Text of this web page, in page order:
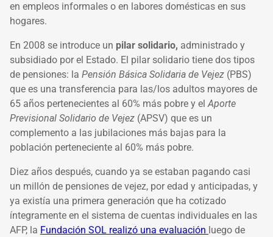
en empleos informales o en labores domésticas en sus
hogares.
En 2008 se introduce un pilar solidario, administrado y
subsidiado por el Estado. El pilar solidario tiene dos tipos
de pensiones: la Pensión Básica Solidaria de Vejez (PBS)
que es una transferencia para las/los adultos mayores de
65 años pertenecientes al 60% más pobre y elAporte
Previsional Solidario de Vejez (APSV) que es un
complemento a las jubilaciones más bajas para la
población perteneciente al 60% más pobre.
Diez años después, cuando ya se estaban pagando casi
un millón de pensiones de vejez, por edad y anticipadas, y
ya existía una primera generación que ha cotizado
íntegramente en el sistema de cuentas individuales en las
AFP, la Fundación SOL realizó una evaluación luego de